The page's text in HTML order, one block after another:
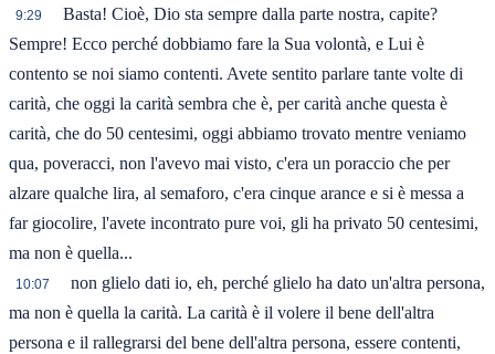
9:29
Basta! Cioè, Dio sta sempre dalla parte nostra, capite?
Sempre! Ecco perché dobbiamo fare la Sua volontà, e Lui è
contento se noi siamo contenti. Avete sentito parlare tante volte di
carità, che oggi la carità sembra che è, per carità anche questa è
carità, che do 50 centesimi, oggi abbiamo trovato mentre veniamo
qua, poveracci, non l'avevo mai visto, c'era un poraccio che per
alzare qualche lira, al semaforo, c'era cinque arance e si è messa a
far giocolire, l'avete incontrato pure voi, gli ha privato 50 centesimi,
ma non è quella...
10:07
non glielo dati io, eh, perché glielo ha dato un'altra persona,
ma non è quella la carità. La carità è il volere il bene dell'altra
persona e il rallegrarsi del bene dell'altra persona, essere contenti,